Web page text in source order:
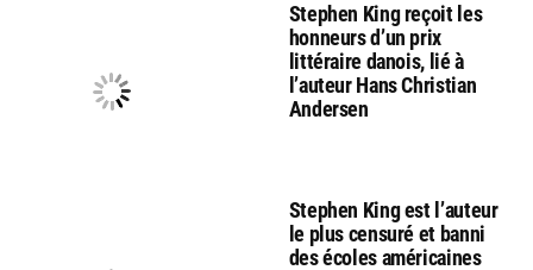
Stephen King reçoit les
honneurs d’un prix
littéraire danois, lié à
l’auteur Hans Christian
Andersen
Stephen King est l’auteur
le plus censuré et banni
des écoles américaines